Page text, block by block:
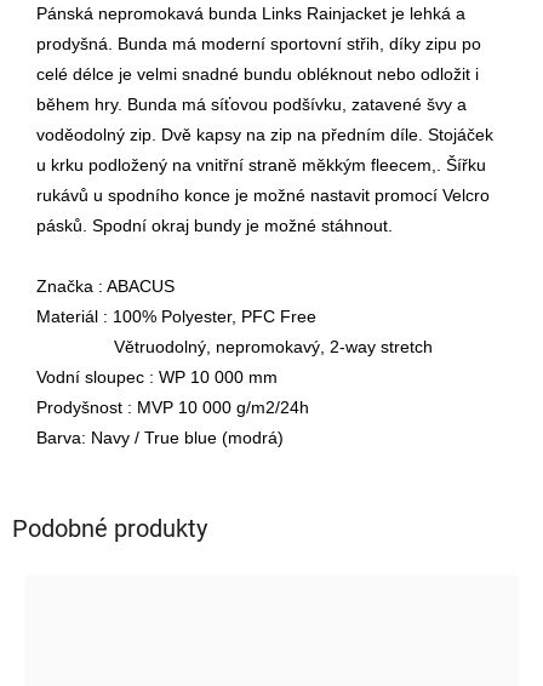
Pánská nepromokavá bunda Links Rainjacket je lehká a
prodyšná. Bunda má moderní sportovní střih, díky zipu po
celé délce je velmi snadné bundu obléknout nebo odložit i
během hry. Bunda má síťovou podšívku, zatavené švy a
voděodolný zip. Dvě kapsy na zip na předním díle. Stojáček
u krku podložený na vnitřní straně měkkým fleecem,. Šířku
rukávů u spodního konce je možné nastavit promocí Velcro
pásků. Spodní okraj bundy je možné stáhnout.
Značka : ABACUS
Materiál : 100% Polyester, PFC Free
Větruodolný, nepromokavý, 2-way stretch
Vodní sloupec : WP 10 000 mm
Prodyšnost : MVP 10 000 g/m2/24h
Barva: Navy / True blue (modrá)
Podobné produkty